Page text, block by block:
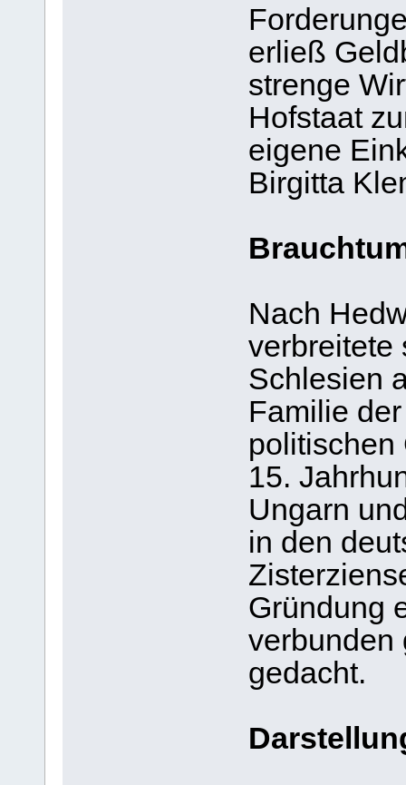
erließ
strenge
Hofstaat
eigene
Birgitta
Nach
verbreitete
Schlesien
Familie
politischen
15.
Ungarn
in den
Gründung
verbunden
gedacht.